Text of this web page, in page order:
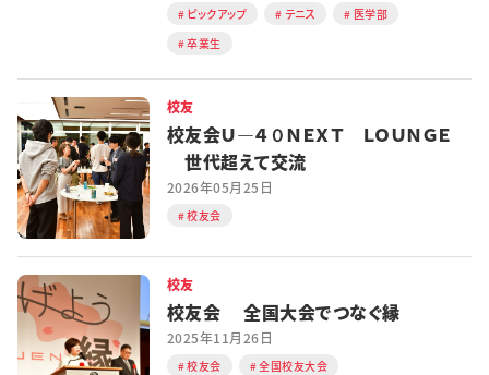
ピックアップ テニス
医学部
卒業生
校友
校友会Ｕ―４０ＮＥＸＴ ＬＯＵＮＧＥ
世代超えて交流
2026年05月25日
校友会
校友
校友会 全国大会でつなぐ縁
2025年11月26日
校友会 全国校友大会